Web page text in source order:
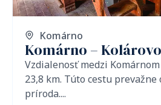
Komárno
Komárno – Kolárovo
Vzdialenosť medzi
23,8 km. Túto cestu
príroda....